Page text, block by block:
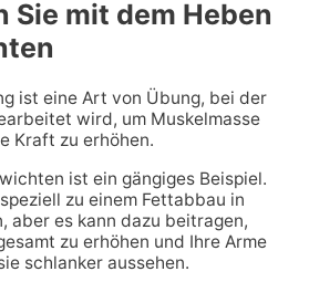
Sie mit dem Heben
ist eine Art von Übung, bei der
wird, um Muskelmasse
Kraft zu erhöhen.
ist ein gängiges Beispiel.
zu einem Fettabbau in
aber es kann dazu beitragen,
zu erhöhen und Ihre Arme
schlanker aussehen.